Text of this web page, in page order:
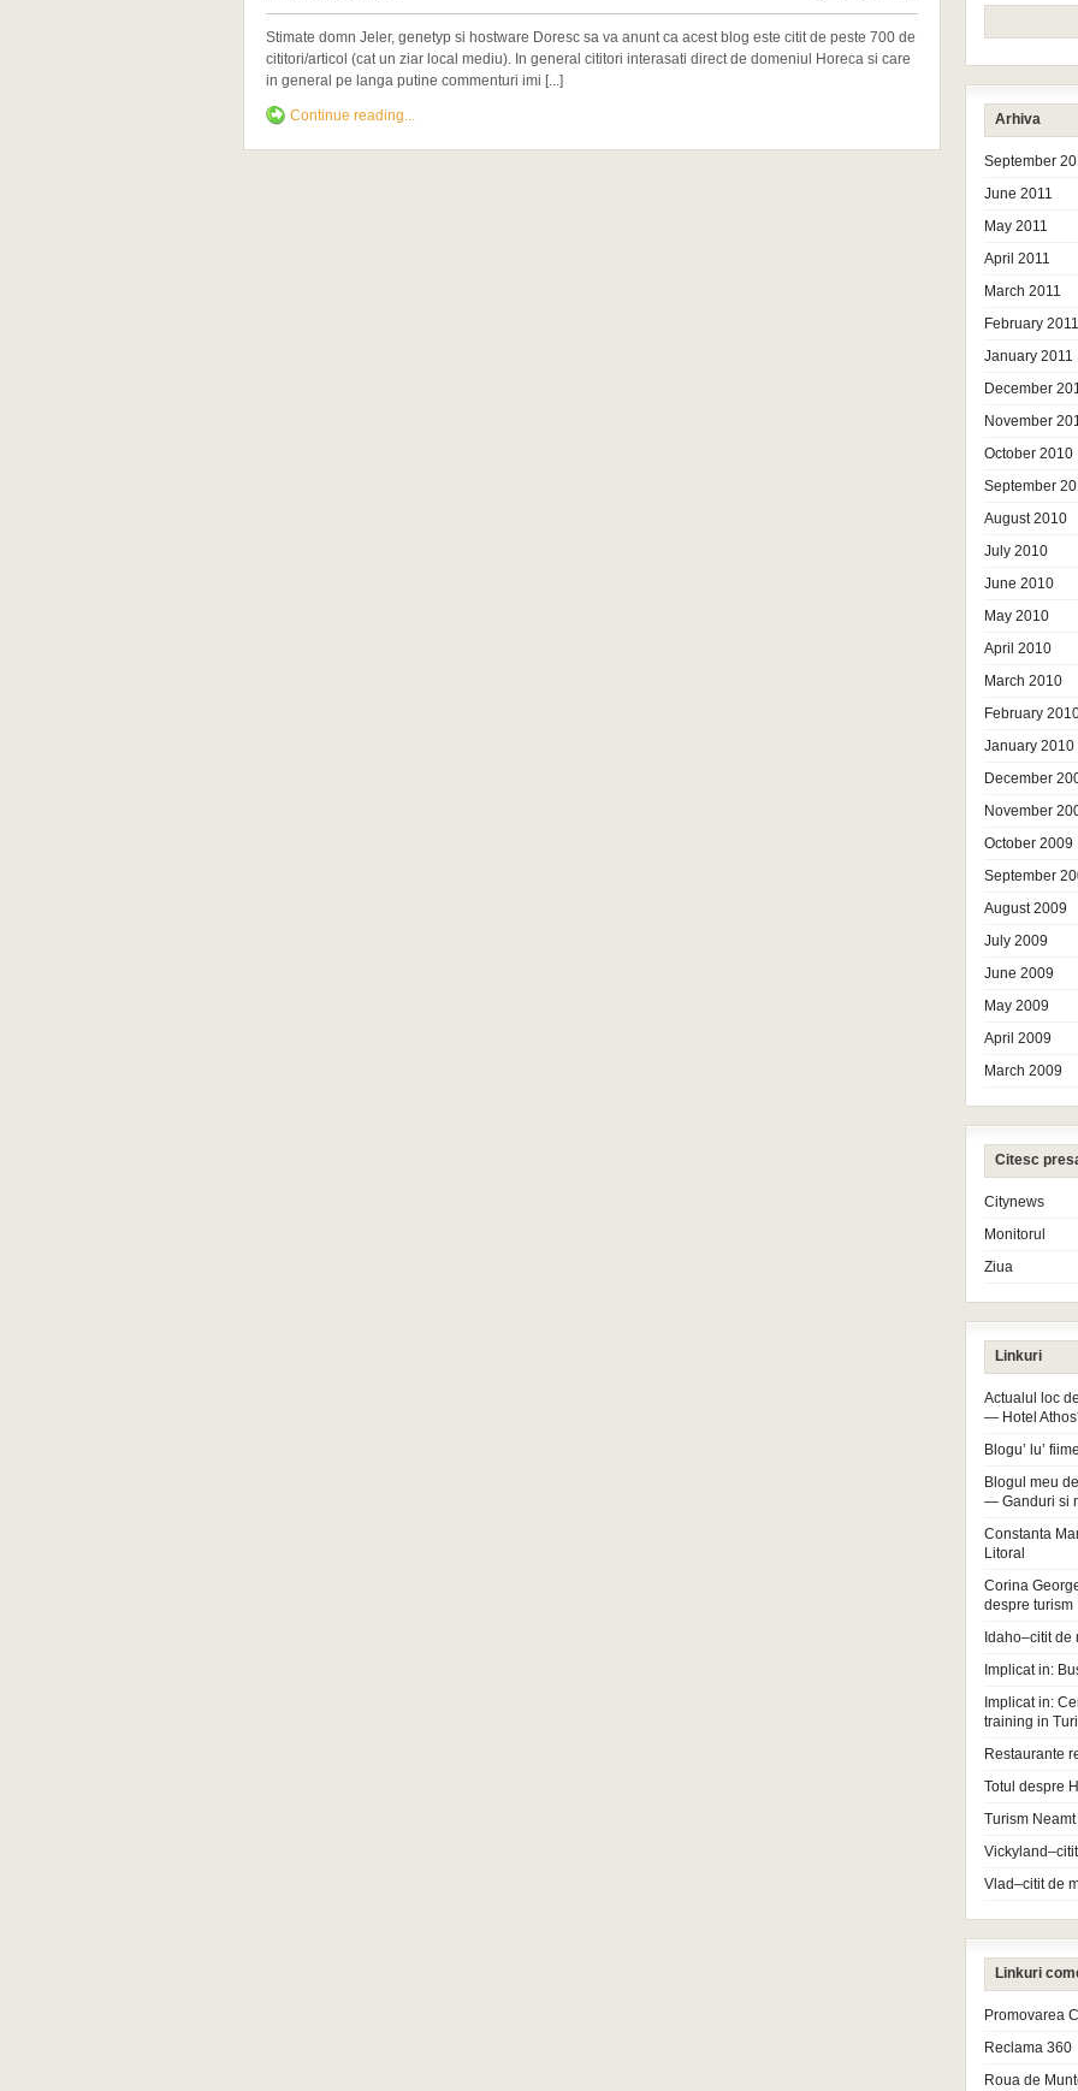
Stimate domn Jeler, genetyp si hostware Doresc sa va anunt ca acest blog este citit de peste 700 de
cititori/articol (cat un ziar local mediu). In general cititori interasati direct de domeniul Horeca si care
in general pe langa putine commenturi imi [...]
Continue reading... Arhiva
September
June 2011
May 2011
April 2011
March 2011
February 2011
January 2011
December
November
October 2010
September
August 2010
July 2010
June 2010
May 2010
April 2010
March 2010
February
January 2010
December
November
October 2009
September
August 2009
July 2009
June 2009
May 2009
April 2009
March 2009
Citesc
Citynews
Monitorul
Ziua
Linkuri
Actualul loc
— Hotel
Blogu’ lu’
Blogul meu
— Ganduri si
Constanta
Litoral
Corina
despre turism
Idaho–citit de
Implicat in:
Implicat in:
training in
Restaurante
Totul despre
Turism Neamt
Vlad–citit de
Linkuri
Promovarea
Reclama 360
Roua de